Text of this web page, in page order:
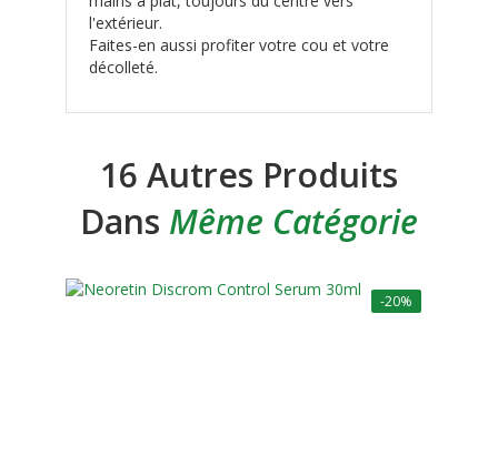
l'extérieur.
Faites-en aussi profiter votre cou et votre
décolleté.
16 Autres Produits
Dans Même Catégorie
-20%